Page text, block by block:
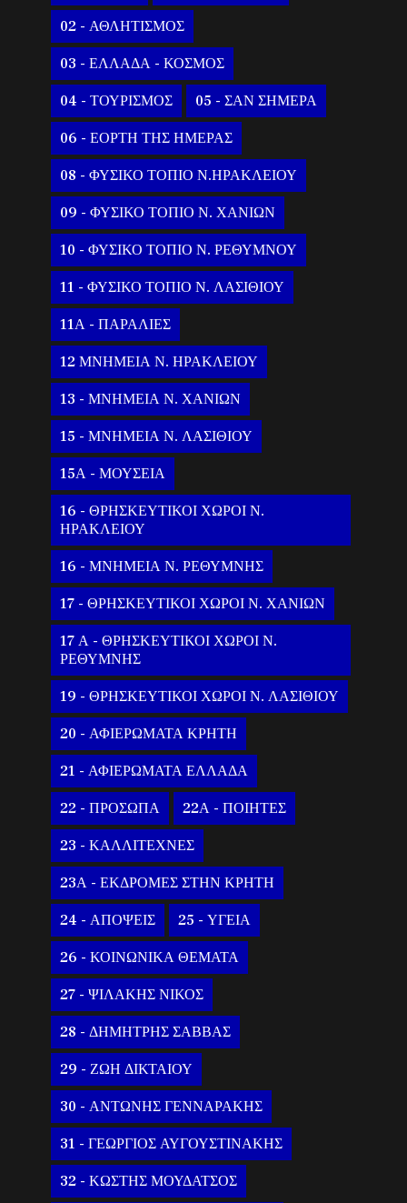
02 - ΑΘΛΗΤΙΣΜΟΣ
03 - ΕΛΛΑΔΑ - ΚΟΣΜΟΣ
04 - ΤΟΥΡΙΣΜΟΣ 05 - ΣΑΝ ΣΗΜΕΡΑ
06 - ΕΟΡΤΗ ΤΗΣ ΗΜΕΡΑΣ
08 - ΦΥΣΙΚΟ ΤΟΠΙΟ Ν.ΗΡΑΚΛΕΙΟΥ
09 - ΦΥΣΙΚΟ ΤΟΠΙΟ Ν. ΧΑΝΙΩΝ
10 - ΦΥΣΙΚΟ ΤΟΠΙΟ Ν. ΡΕΘΥΜΝΟΥ
11 - ΦΥΣΙΚΟ ΤΟΠΙΟ Ν. ΛΑΣΙΘΙΟΥ
11Α - ΠΑΡΑΛΙΕΣ
12 ΜΝΗΜΕΙΑ Ν. ΗΡΑΚΛΕΙΟΥ
13 - ΜΝΗΜΕΙΑ Ν. ΧΑΝΙΩΝ
15 - ΜΝΗΜΕΙΑ Ν. ΛΑΣΙΘΙΟΥ
15Α - ΜΟΥΣΕΙΑ
16 - ΘΡΗΣΚΕΥΤΙΚΟΙ ΧΩΡΟΙ Ν.
ΗΡΑΚΛΕΙΟΥ
16 - ΜΝΗΜΕΙΑ Ν. ΡΕΘΥΜΝΗΣ
17 - ΘΡΗΣΚΕΥΤΙΚΟΙ ΧΩΡΟΙ Ν. ΧΑΝΙΩΝ
17 Α - ΘΡΗΣΚΕΥΤΙΚΟΙ ΧΩΡΟΙ Ν.
ΡΕΘΥΜΝΗΣ
19 - ΘΡΗΣΚΕΥΤΙΚΟΙ ΧΩΡΟΙ Ν. ΛΑΣΙΘΙΟΥ
20 - ΑΦΙΕΡΩΜΑΤΑ ΚΡΗΤΗ
21 - ΑΦΙΕΡΩΜΑΤΑ ΕΛΛΑΔΑ
22 - ΠΡΟΣΩΠΑ 22Α - ΠΟΙΗΤΕΣ
23 - ΚΑΛΛΙΤΕΧΝΕΣ
23Α - ΕΚΔΡΟΜΕΣ ΣΤΗΝ ΚΡΗΤΗ
24 - ΑΠΟΨΕΙΣ 25 - ΥΓΕΙΑ
26 - ΚΟΙΝΩΝΙΚΑ ΘΕΜΑΤΑ
27 - ΨΙΛΑΚΗΣ ΝΙΚΟΣ
28 - ΔΗΜΗΤΡΗΣ ΣΑΒΒΑΣ
29 - ΖΩΗ ΔΙΚΤΑΙΟΥ
30 - ΑΝΤΩΝΗΣ ΓΕΝΝΑΡΑΚΗΣ
31 - ΓΕΩΡΓΙΟΣ ΑΥΓΟΥΣΤΙΝΑΚΗΣ
32 - ΚΩΣΤΗΣ ΜΟΥΔΑΤΣΟΣ